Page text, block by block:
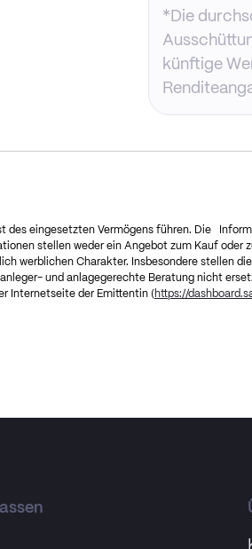
*Die
künftige
des eingesetzten Vermögens führen. Die
stellen weder ein Angebot zum Kauf oder
werblichen Charakter. Insbesondere stellen
und anlagegerechte Beratung nicht
Internetseite der Emittentin (https://